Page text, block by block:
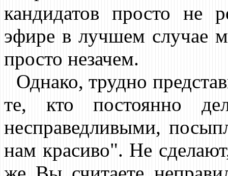
кандидатов просто не
эфире в лучшем случае
просто незачем.
Однако, трудно
те, кто постоянно
несправедливыми,
нам красиво". Не